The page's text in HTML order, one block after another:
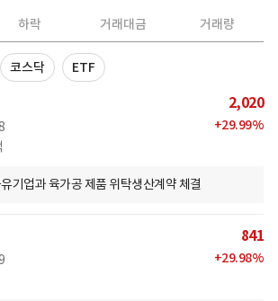
하락 거래대금 거래량
코스닥 ETF
2,020
+29.99%
기업과 육가공 제품 위탁생산계약 체결
841
+29.98%